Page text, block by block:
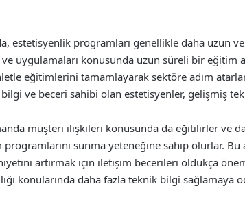
estetisyenlik programları genellikle daha uzun
uygulamaları konusunda uzun süreli bir eğitim
eğitimlerini tamamlayarak sektöre adım
ve beceri sahibi olan estetisyenler, gelişmiş
müşteri ilişkileri konusunda da eğitilirler ve
sunma yeteneğine sahip olurlar. Bu
artırmak için iletişim becerileri oldukça
konularında daha fazla teknik bilgi sağlamaya